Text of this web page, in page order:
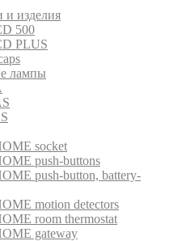
изделия
500
PLUS
лампы
socket
push-buttons
push-button, battery-
motion detectors
room thermostat
gateway